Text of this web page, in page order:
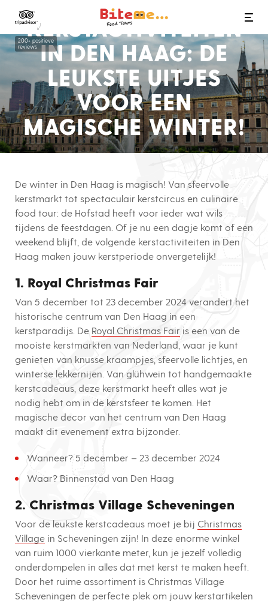
200+ positieve
reviews
Bite Me Food Tours
KERSTACTIVITEITEN
IN DEN HAAG: DE
LEUKSTE UITJES
VOOR EEN
MAGISCHE WINTER!
De winter in Den Haag is magisch! Van sfeervolle
kerstmarkt tot spectaculair kerstcircus en culinaire
food tour: de Hofstad heeft voor ieder wat wils
tijdens de feestdagen. Of je nu een dagje komt of een
weekend blijft, de volgende kerstactiviteiten in Den
Haag maken jouw kerstperiode onvergetelijk!
1. Royal Christmas Fair
Van 5 december tot 23 december 2024 verandert het
historische centrum van Den Haag in een
kerstparadijs. De Royal Christmas Fair is een van de
mooiste kerstmarkten van Nederland, waar je kunt
genieten van knusse kraampjes, sfeervolle lichtjes, en
winterse lekkernijen. Van glühwein tot handgemaakte
kerstcadeaus, deze kerstmarkt heeft alles wat je
nodig hebt om in de kerstsfeer te komen. Het
magische decor van het centrum van Den Haag
maakt dit evenement extra bijzonder.
Wanneer? 5 december – 23 december 2024
Waar? Binnenstad van Den Haag
2. Christmas Village Scheveningen
Voor de leukste kerstcadeaus moet je bij Christmas
Village in Scheveningen zijn! In deze enorme winkel
van ruim 1000 vierkante meter, kun je jezelf volledig
onderdompelen in alles dat met kerst te maken heeft.
Door het ruime assortiment is Christmas Village
Scheveningen de perfecte plek om jouw kerstartikelen